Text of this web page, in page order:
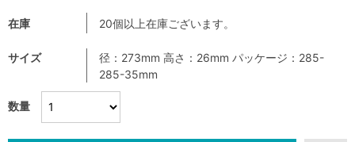
数量
在庫 20個以上在庫ございます。
サイズ
径：273mm 高さ：26mm パッケージ：285-
285-35mm